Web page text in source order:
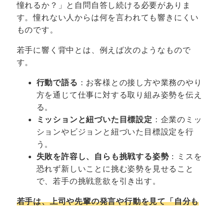
憧れるか？」と自問自答し続ける必要がありま
す。憧れない人からは何を言われても響きにくい
ものです。
若手に響く背中とは、例えば次のようなもので
す。
行動で語る ：お客様との接し方や業務のやり
方を通じて仕事に対する取り組み姿勢を伝え
る。
ミッションと紐づいた目標設定 ：企業のミッ
ションやビジョンと紐づいた目標設定を行
う。
失敗を許容し、自らも挑戦する姿勢 ：ミスを
恐れず新しいことに挑む姿勢を見せること
で、若手の挑戦意欲を引き出す。
若手は、上司や先輩の発言や行動を見て「自分も